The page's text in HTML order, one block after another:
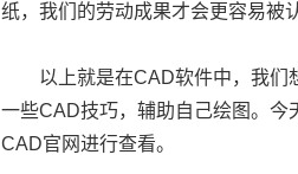
纸，我们的劳动成果才会更容易被
以上就是在CAD软件中，我们
一些CAD技巧，辅助自己绘图。今
CAD官网进行查看。